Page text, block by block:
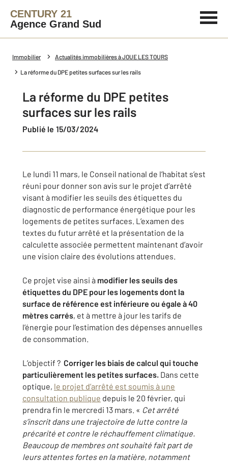
CENTURY 21
Agence Grand Sud
Immobilier Actualités immobilières à JOUE LES TOURS
La réforme du DPE petites surfaces sur les rails
La réforme du DPE petites
surfaces sur les rails
Publié le 15/03/2024
Le lundi 11 mars, le Conseil national de l’habitat s’est
réuni pour donner son avis sur le projet d’arrêté
visant à modifier les seuils des étiquettes du
diagnostic de performance énergétique pour les
logements de petites surfaces. L’examen des
textes du futur arrêté et la présentation de la
calculette associée permettent maintenant d’avoir
une vision claire des évolutions attendues.
Ce projet vise ainsi à modifier les seuils des
étiquettes du DPE pour les logements dont la
surface de référence est inférieure ou égale à 40
mètres carrés, et à mettre à jour les tarifs de
l’énergie pour l’estimation des dépenses annuelles
de consommation.
L’objectif ? Corriger les biais de calcul qui touche
particulièrement les petites surfaces. Dans cette
optique, le projet d’arrêté est soumis à une
consultation publique depuis le 20 février, qui
prendra fin le mercredi 13 mars. « Cet arrêté
s’inscrit dans une trajectoire de lutte contre la
précarité et contre le réchauffement climatique.
Beaucoup de membres ont souhaité fait part de
leurs attentes fortes en la matière, notamment